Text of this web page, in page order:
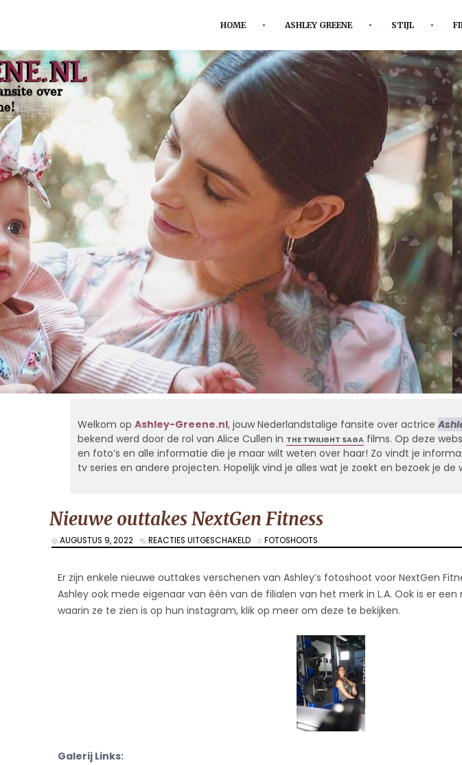
HOME ASHLEY GREENE STIJL
Welkom op Ashley-Greene.nl, jouw Nederlandstalige fansite over actrice
bekend werd door de rol van Alice Cullen in THE TWILIGHT SAGAfilms. Op deze
en foto’s en alle informatie die je maar wilt weten over haar! Zo vindt je
tv series en andere projecten. Hopelijk vind je alles wat je zoekt en bezoek je de
Nieuwe outtakes NextGen Fitness
AUGUSTUS 9, 2022 REACTIES UITGESCHAKELDVOOR
NIEUWE
NEXTGEN
FOTOSHOOTS
Er zijn enkele nieuwe outtakes verschenen van Ashley’s fotoshoot voor NextGen
Ashley ook mede eigenaar van één van de filialen van het merk in L.A. Ook is er
waarin ze te zien is op hun instagram, klik op meer om deze te bekijken.
Galerij Links: